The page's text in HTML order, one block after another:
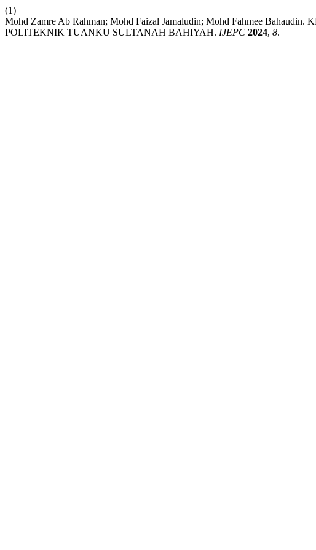
(1)
Mohd Zamre Ab Rahman; Mohd Faizal Jamaludin; Mohd Fahmee
POLITEKNIK TUANKU SULTANAH BAHIYAH. IJEPC 2024, 8.